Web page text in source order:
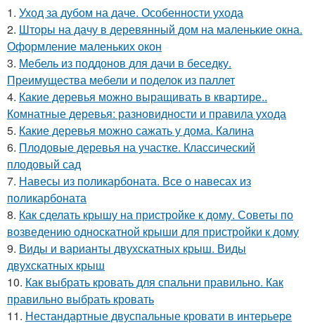
1. Уход за дубом на даче. Особенности ухода
2. Шторы на дачу в деревянный дом на маленькие окна.
Оформление маленьких окон
3. Мебель из поддонов для дачи в беседку.
Преимущества мебели и поделок из паллет
4. Какие деревья можно выращивать в квартире..
Комнатные деревья: разновидности и правила ухода
5. Какие деревья можно сажать у дома. Калина
6. Плодовые деревья на участке. Классический
плодовый сад
7. Навесы из поликарбоната. Все о навесах из
поликарбоната
8. Как сделать крышу на пристройке к дому. Советы по
возведению односкатной крыши для пристройки к дому
9. Виды и варианты двухскатных крыш. Виды
двухскатных крыш
10. Как выбрать кровать для спальни правильно. Как
правильно выбрать кровать
11. Нестандартные двуспальные кровати в интерьере